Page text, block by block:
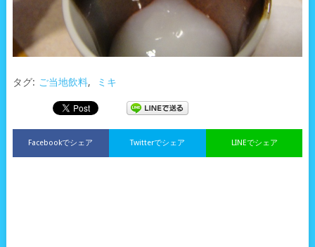
タグ: ご当地飲料, ミキ
Facebookでシェア LINEでシェア
Twitterでシェア